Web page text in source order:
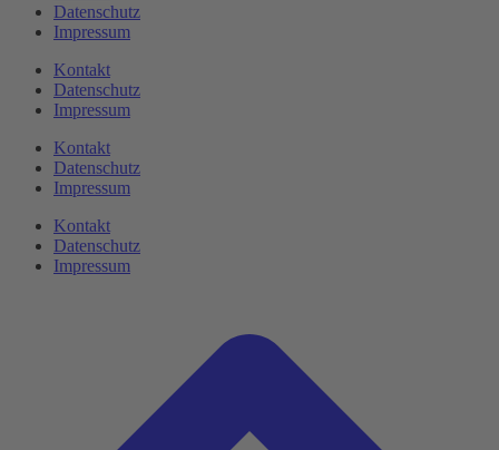
Datenschutz
Impressum
Kontakt
Datenschutz
Impressum
Kontakt
Datenschutz
Impressum
Kontakt
Datenschutz
Impressum